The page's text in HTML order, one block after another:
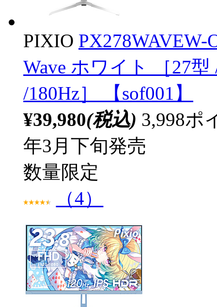
PIXIO
Wave ホワイト ［27
/180Hz］ 【sof001】
¥39,980(税込) 3,998ポ
年3月下旬発売
数量限定
（4）